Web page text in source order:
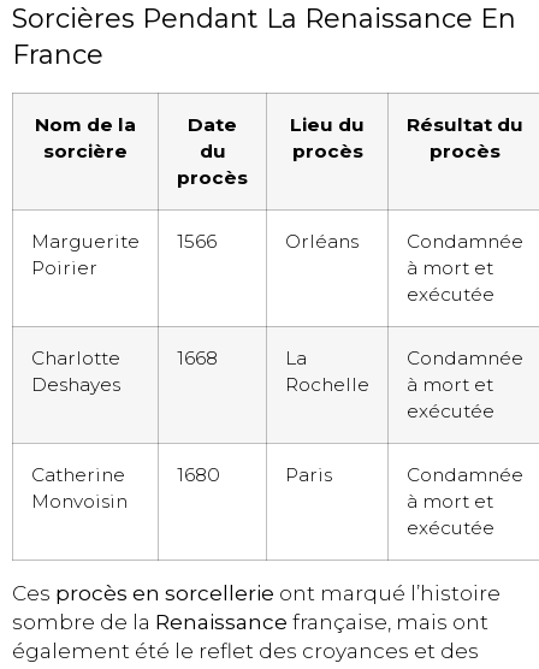
Sorcières Pendant La Renaissance En
France
Nom de la
sorcière
Date
du
procès
Lieu du
procès
Résultat du
procès
Marguerite
Poirier
1566 Orléans
Condamnée
à mort et
exécutée
Charlotte
Deshayes
1668
La
Rochelle
Condamnée
à mort et
exécutée
Catherine
Monvoisin
1680 Paris
Condamnée
à mort et
exécutée
Ces procès en sorcellerie ont marqué l’histoire
sombre de la Renaissance française, mais ont
également été le reflet des croyances et des